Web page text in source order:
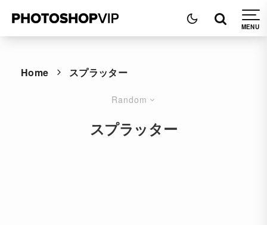
Home スプラッター
Random
スプラッター